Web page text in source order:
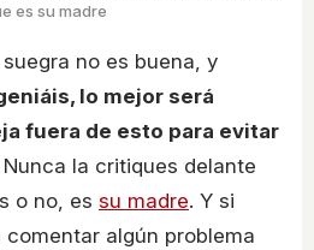
es su madre
no es buena, y
lo mejor será
fuera de esto para evitar
Nunca la critiques delante
o no, es su madre. Y si
algún problema